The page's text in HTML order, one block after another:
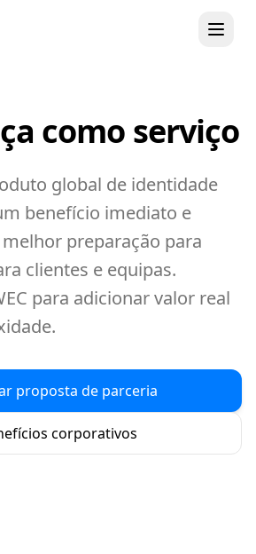
como serviço
global de identidade
benefício imediato e
preparação para
clientes e equipas.
para adicionar valor real
proposta de parceria
corporativos